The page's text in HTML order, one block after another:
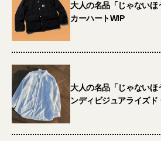
大人の名品「じゃない
カーハートWIP
大人の名品「じゃない
ンディビジュアライズド